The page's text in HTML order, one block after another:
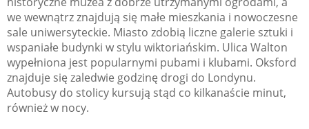
we wewnątrz znajdują się małe mieszkania i nowoczesne
sale uniwersyteckie. Miasto zdobią liczne galerie sztuki i
wspaniałe budynki w stylu wiktoriańskim. Ulica Walton
wypełniona jest popularnymi pubami i klubami. Oksford
znajduje się zaledwie godzinę drogi do Londynu.
Autobusy do stolicy kursują stąd co kilkanaście minut,
również w nocy.